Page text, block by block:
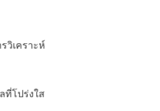
วิเคราะห์
ที่โปร่งใส